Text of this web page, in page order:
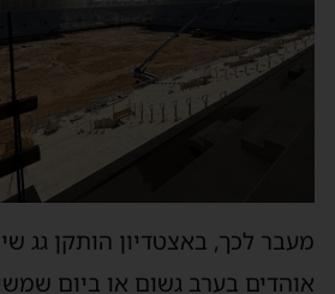
אוהדים בערב גשום או ביום